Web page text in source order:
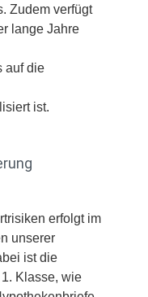
Zudem verfügt
lange Jahre
auf die
ist.
erfolgt im
unserer
ist die
Klasse, wie